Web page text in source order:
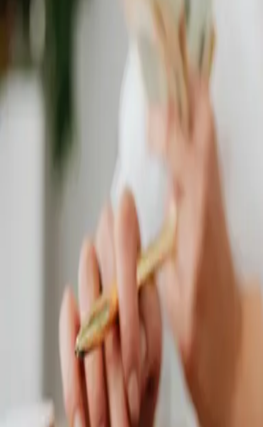
Servis, na ktorý sa môžete spoľahnúť
po montáži - sme tu pre vás aj pri údržbe a haváriách.